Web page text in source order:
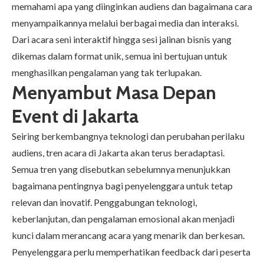
memahami apa yang diinginkan audiens dan bagaimana cara
menyampaikannya melalui berbagai media dan interaksi.
Dari acara seni interaktif hingga sesi jalinan bisnis yang
dikemas dalam format unik, semua ini bertujuan untuk
menghasilkan pengalaman yang tak terlupakan.
Menyambut Masa Depan
Event di Jakarta
Seiring berkembangnya teknologi dan perubahan perilaku
audiens, tren acara di Jakarta akan terus beradaptasi.
Semua tren yang disebutkan sebelumnya menunjukkan
bagaimana pentingnya bagi penyelenggara untuk tetap
relevan dan inovatif. Penggabungan teknologi,
keberlanjutan, dan pengalaman emosional akan menjadi
kunci dalam merancang acara yang menarik dan berkesan.
Penyelenggara perlu memperhatikan feedback dari peserta